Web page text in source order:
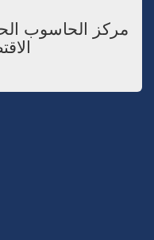
مركز الحاسوب